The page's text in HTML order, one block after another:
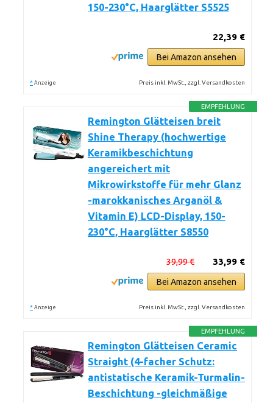
150-230°C, Haarglätter S5525
22,39 €
Bei Amazon ansehen
* Anzeige Preis inkl. MwSt., zzgl. Versandkosten
EMPFEHLUNG
Remington Glätteisen breit
Shine Therapy (hochwertige
Keramikbeschichtung
angereichert mit
Mikrowirkstoffe für mehr Glanz
-marokkanisches Arganöl &
Vitamin E) LCD-Display, 150-
230°C, Haarglätter S8550
33,99 €
39,99 €
Bei Amazon ansehen
* Anzeige Preis inkl. MwSt., zzgl. Versandkosten
EMPFEHLUNG
Remington Glätteisen Ceramic
Straight (4-facher Schutz:
antistatische Keramik-Turmalin-
Beschichtung -gleichmäßige